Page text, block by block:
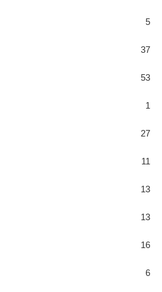
5
37
53
1
27
11
13
13
16
6